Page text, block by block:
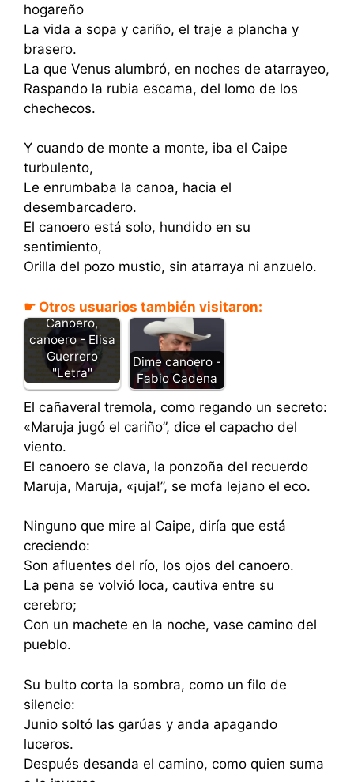
hogareño
La vida a sopa y cariño, el traje a plancha y
brasero.
La que Venus alumbró, en noches de atarrayeo,
Raspando la rubia escama, del lomo de los
chechecos.
Y cuando de monte a monte, iba el Caipe
turbulento,
Le enrumbaba la canoa, hacia el
desembarcadero.
El canoero está solo, hundido en su
sentimiento,
Orilla del pozo mustio, sin atarraya ni anzuelo.
☛ Otros usuarios también visitaron:
Canoero,
canoero - Elisa
Guerrero
"Letra"
Dime canoero -
Fabio Cadena
El cañaveral tremola, como regando un secreto:
«Maruja jugó el cariño”, dice el capacho del
viento.
El canoero se clava, la ponzoña del recuerdo
Maruja, Maruja, «¡uja!”, se mofa lejano el eco.
Ninguno que mire al Caipe, diría que está
creciendo:
Son afluentes del río, los ojos del canoero.
La pena se volvió loca, cautiva entre su
cerebro;
Con un machete en la noche, vase camino del
pueblo.
Su bulto corta la sombra, como un filo de
silencio:
Junio soltó las garúas y anda apagando
luceros.
Después desanda el camino, como quien suma